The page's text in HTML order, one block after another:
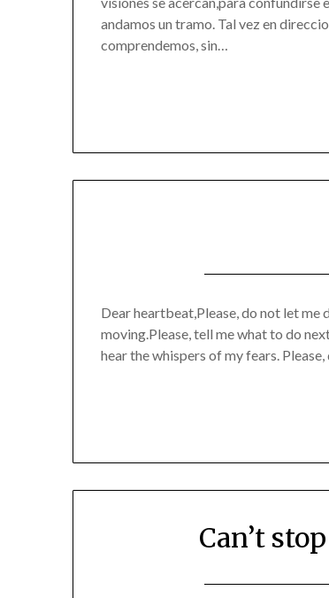
andamos un tramo. Tal vez en
comprendemos, sin…
Dear heartbeat,Please, do not let
moving.Please, tell me what to do
hear the whispers of my fears.
Can’t